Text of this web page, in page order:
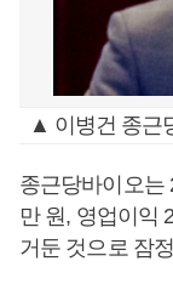
▲ 이병건 종근
종근당바이오는
만 원, 영업이익
거둔 것으로 잠